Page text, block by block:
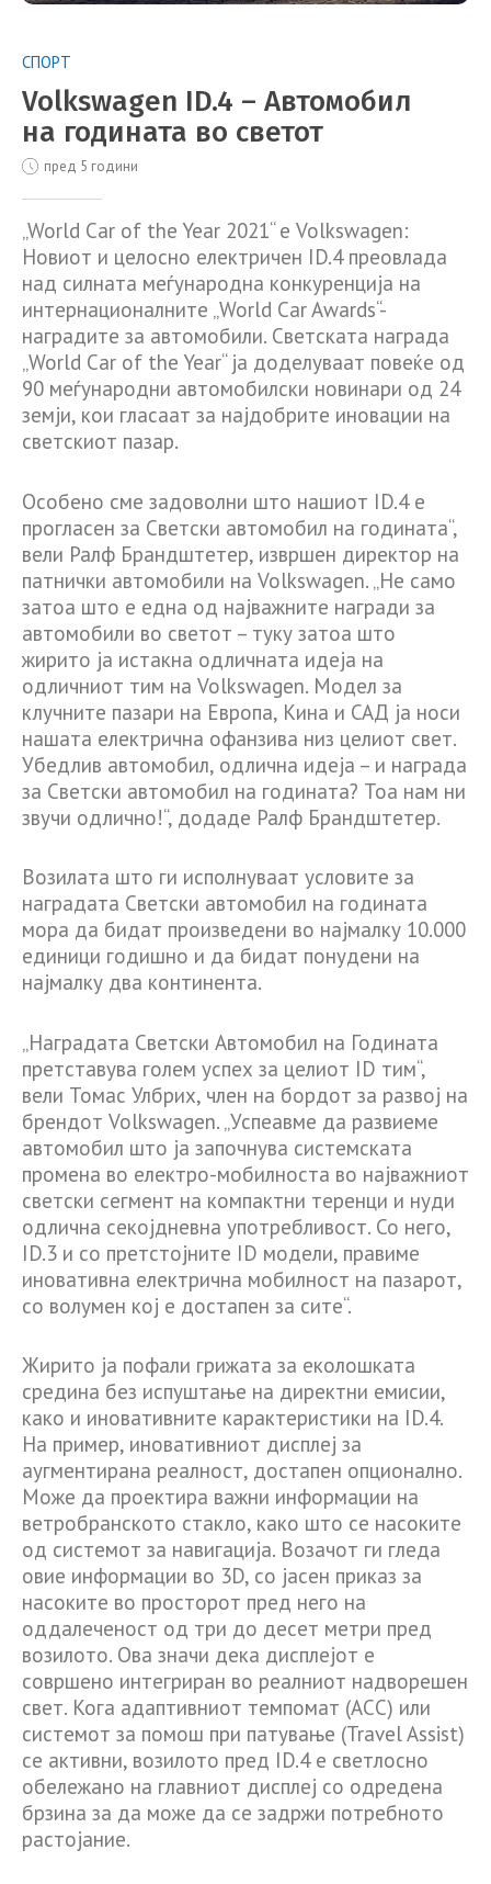
СПОРТ
Volkswagen ID.4 – Автомобил
на годината во светот
пред 5 години
„World Car of the Year 2021“ е Volkswagen:
Новиот и целосно електричен ID.4 преовлада
над силната меѓународна конкуренција на
интернационалните „World Car Awards“-
наградите за автомобили. Светската награда
„World Car of the Year“ ја доделуваат повеќе од
90 меѓународни автомобилски новинари од 24
земји, кои гласаат за најдобрите иновации на
светскиот пазар.
Особено сме задоволни што нашиот ID.4 е
прогласен за Светски автомобил на годината“,
вели Ралф Брандштетер, извршен директор на
патнички автомобили на Volkswagen. „Не само
затоа што е една од најважните награди за
автомобили во светот – туку затоа што
жирито ја истакна одличната идеја на
одличниот тим на Volkswagen. Модел за
клучните пазари на Европа, Кина и САД ја носи
нашата електрична офанзива низ целиот свет.
Убедлив автомобил, одлична идеја – и награда
за Светски автомобил на годината? Тоа нам ни
звучи одлично!“, додаде Ралф Брандштетер.
Возилата што ги исполнуваат условите за
наградата Светски автомобил на годината
мора да бидат произведени во најмалку 10.000
единици годишно и да бидат понудени на
најмалку два континента.
„Наградата Светски Автомобил на Годината
претставува голем успех за целиот ID тим“,
вели Томас Улбрих, член на бордот за развој на
брендот Volkswagen. „Успеавме да развиеме
автомобил што ја започнува системската
промена во електро-мобилноста во најважниот
светски сегмент на компактни теренци и нуди
одлична секојдневна употребливост. Со него,
ID.3 и со претстојните ID модели, правиме
иновативна електрична мобилност на пазарот,
со волумен кој е достапен за сите“.
Жирито ја пофали грижата за еколошката
средина без испуштање на директни емисии,
како и иновативните карактеристики на ID.4.
На пример, иновативниот дисплеј за
аугментирана реалност, достапен опционално.
Може да проектира важни информации на
ветробранското стакло, како што се насоките
од системот за навигација. Возачот ги гледа
овие информации во 3D, со јасен приказ за
насоките во просторот пред него на
оддалеченост од три до десет метри пред
возилото. Ова значи дека дисплејот е
совршено интегриран во реалниот надворешен
свет. Кога адаптивниот темпомат (ACC) или
системот за помош при патување (Travel Assist)
се активни, возилото пред ID.4 е светлосно
обележано на главниот дисплеј со одредена
брзина за да може да се задржи потребното
растојание.